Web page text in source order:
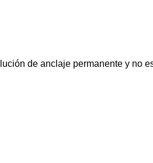
de anclaje permanente y no